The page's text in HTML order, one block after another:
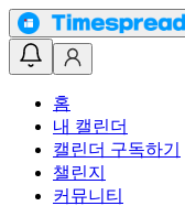
홈
내 캘린더
캘린더 구독하기
챌린지
커뮤니티